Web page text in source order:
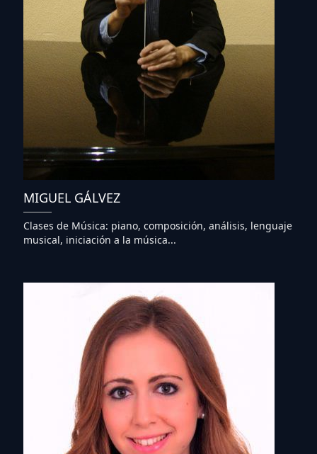
MIGUEL GÁLVEZ
Clases de Música: piano, composición, análisis, lenguaje
musical, iniciación a la música...